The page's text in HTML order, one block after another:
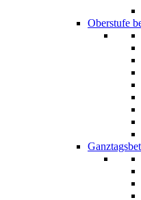
Oberstufe